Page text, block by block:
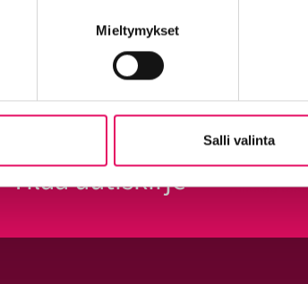
Mieltymykset
Salli valinta
Tilaa uutiskirje Klikkaa